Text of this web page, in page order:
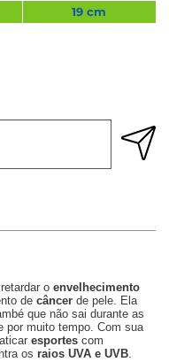
19 cm
o envelhecimento
de câncer de pele. Ela
que não sai durante as
por muito tempo. Com sua
esportes com
os raios UVA e UVB.